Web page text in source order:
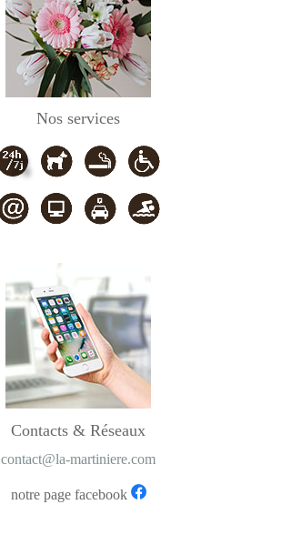
Nos services
Contacts & Réseaux
contact@la-martiniere.com
notre page facebook